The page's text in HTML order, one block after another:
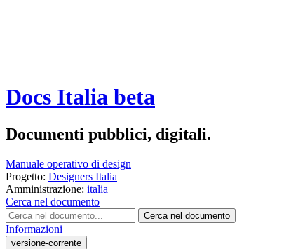
Docs Italia beta
Documenti pubblici, digitali.
Manuale operativo di design
Progetto: Designers Italia
Amministrazione: italia
Cerca nel documento
Cerca nel documento
Informazioni
versione-corrente